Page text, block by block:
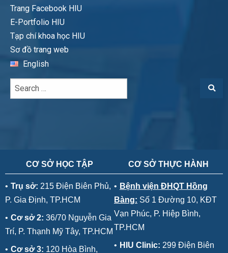
Trang Facebook HIU
E-Portfolio HIU
Tạp chí khoa học HIU
Sơ đồ trang web
English
CƠ SỞ HỌC TẬP
• Trụ sở: 215 Điện Biên Phủ,
P. Gia Định, TP.HCM
• Cơ sở 2: 36/70 Nguyễn Gia
Trí, P. Thạnh Mỹ Tây, TP.HCM
• Cơ sở 3: 120 Hòa Bình,
CƠ SỞ THỰC HÀNH
• Bệnh viện ĐHQT Hồng
Bàng: Số 1 Đường 10, KĐT
Vạn Phúc, P. Hiệp Bình,
TP.HCM
• HIU Clinic: 299 Điện Biên